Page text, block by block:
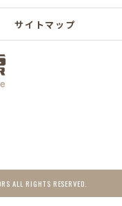
サイトマップ
RIGHTS RESERVED.